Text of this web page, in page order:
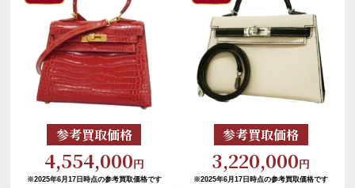
参考買取価格
4,554,000円
※2025年6月17日時点の参考買取価格です
参考買取価格
3,220,000円
※2025年6月17日時点の参考買取価格です